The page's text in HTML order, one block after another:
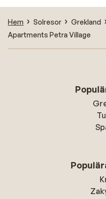
Hem Solresor Grekland
Apartments Petra Village